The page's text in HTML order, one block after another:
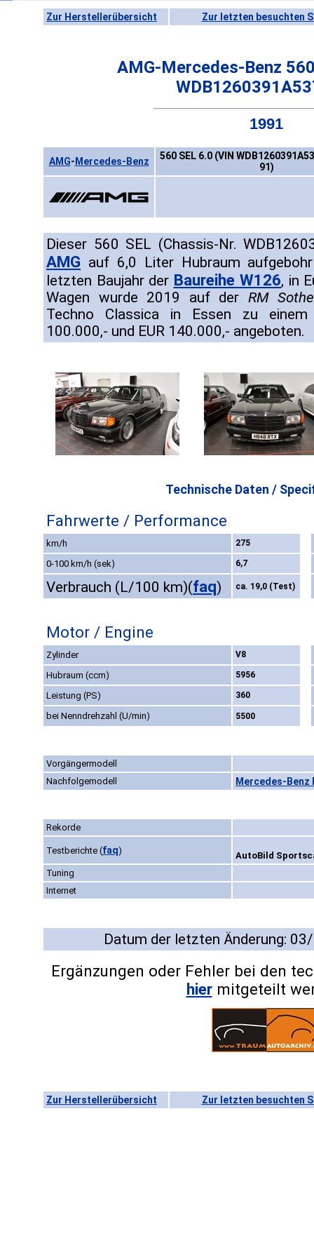
Zur Herstellerübersicht Zur letzten besuchten
AMG-Mercedes-Benz
1991
AMG- Mercedes-Benz
560 SEL 6.0 (VIN
91)
Dieser 560 SEL (Chassis-Nr.
AMG auf 6,0 Liter Hubraum
letzten Baujahr der Baureihe W126, in
Wagen wurde 2019 auf der RM
Techno Classica in Essen zu einem
100.000,- und EUR 140.000,- angeboten.
Technische Daten /
Fahrwerte / Performance
km/h 275
0-100 km/h (sek) 6,7
Verbrauch (L/100 km)(faq) ca. 19,0 (Test)
Motor / Engine
Zylinder V8
Hubraum (ccm) 5956
Leistung (PS) 360
bei Nenndrehzahl (U/min) 5500
Vorgängermodell
Nachfolgemodell
Mercedes-Benz
Rekorde
Testberichte (faq)
AutoBild
Tuning
Internet
Datum der letzten Änderung:
Ergänzungen oder Fehler bei den
hiermitgeteilt
Zur Herstellerübersicht Zur letzten besuchten